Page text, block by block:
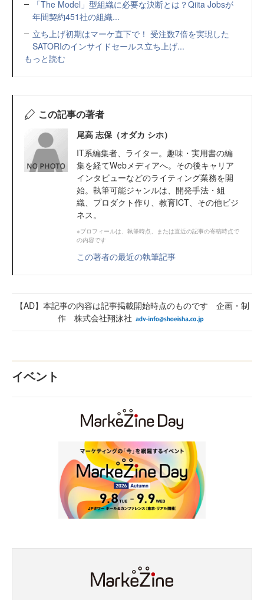
「The Model」型組織に必要な決断とは？Qiita Jobsが
年間契約451社の組織...
立ち上げ初期はマーケ直下で！ 受注数7倍を実現した
SATORIのインサイドセールス立ち上げ...
もっと読む
この記事の著者
尾高 志保（オダカ シホ）
IT系編集者、ライター。趣味・実用書の編
集を経てWebメディアへ。その後キャリア
インタビューなどのライティング業務を開
始。執筆可能ジャンルは、開発手法・組
織、プロダクト作り、教育ICT、その他ビジ
ネス。
※プロフィールは、執筆時点、または直近の記事の寄稿時点で
の内容です
この著者の最近の執筆記事
【AD】本記事の内容は記事掲載開始時点のものです 企画・制
作 株式会社翔泳社
イベント